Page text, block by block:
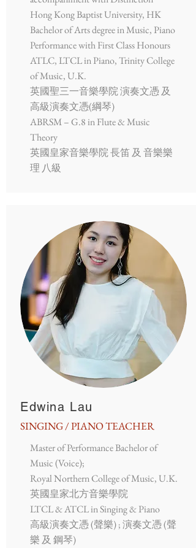
Hong Kong Baptist University, HK
Bachelor of Arts degree in Music, Piano
Performance with First Class Honours
ATLC, LTCL in Piano, Trinity College
of Music, U.K.
英國聖三一音樂學院 演奏文憑 及
高級演奏文憑(綱琴)
ABRSM – G.8 in Flute & Music
Theory
英國皇家音樂學院 長笛 及 音樂樂
理 八級
Edwina Lau
SINGING / PIANO TEACHER
Master of Performance Bachelor of
Music (Voice);
Royal Northern College of Music, U.K.
英國皇家北方音樂學院
LTCL & ATCL in Singing & Piano
高級演奏文憑 (聲樂) ; 演奏文憑 (聲
樂 及 鋼琴)